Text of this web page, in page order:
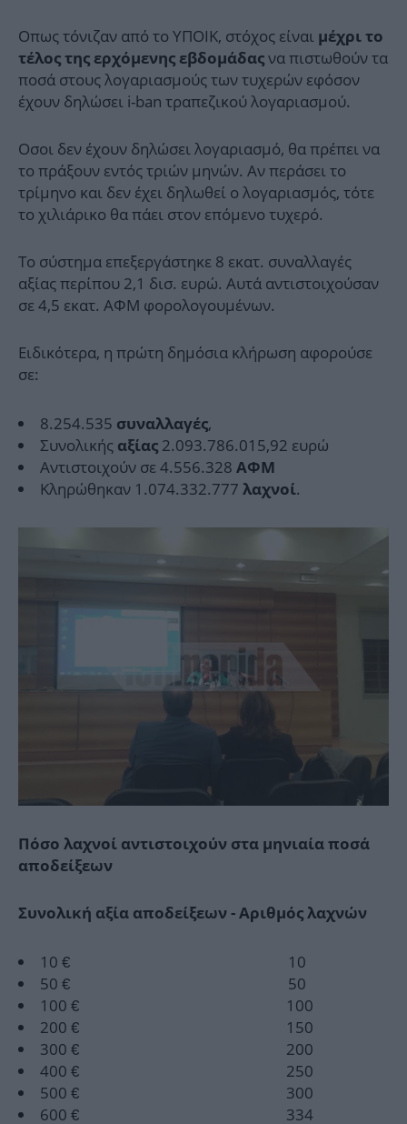
Οπως τόνιζαν από το ΥΠΟΙΚ, στόχος είναι μέχρι το
τέλος της ερχόμενης εβδομάδας να πιστωθούν τα
ποσά στους λογαριασμούς των τυχερών εφόσον
έχουν δηλώσει i-ban τραπεζικού λογαριασμού.
Οσοι δεν έχουν δηλώσει λογαριασμό, θα πρέπει να
το πράξουν εντός τριών μηνών. Αν περάσει το
τρίμηνο και δεν έχει δηλωθεί ο λογαριασμός, τότε
το χιλιάρικο θα πάει στον επόμενο τυχερό.
Το σύστημα επεξεργάστηκε 8 εκατ. συναλλαγές
αξίας περίπου 2,1 δισ. ευρώ. Αυτά αντιστοιχούσαν
σε 4,5 εκατ. ΑΦΜ φορολογουμένων.
Ειδικότερα, η πρώτη δημόσια κλήρωση αφορούσε
σε:
8.254.535 συναλλαγές,
Συνολικής αξίας 2.093.786.015,92 ευρώ
Αντιστοιχούν σε 4.556.328 ΑΦΜ
Κληρώθηκαν 1.074.332.777 λαχνοί.
Πόσο λαχνοί αντιστοιχούν στα μηνιαία ποσά
αποδείξεων
Συνολική αξία αποδείξεων - Αριθμός λαχνών
10 € 10
50 € 50
100 € 100
200 € 150
300 € 200
400 € 250
500 € 300
600 € 334